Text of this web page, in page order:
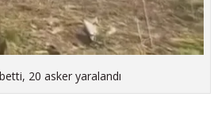
20 asker yaralandı